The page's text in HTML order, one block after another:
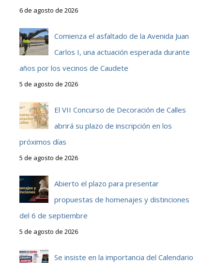
6 de agosto de 2026
Comienza el asfaltado de la Avenida Juan
Carlos I, una actuación esperada durante
años por los vecinos de Caudete
5 de agosto de 2026
El VII Concurso de Decoración de Calles
abrirá su plazo de inscripción en los
próximos días
5 de agosto de 2026
Abierto el plazo para presentar
propuestas de homenajes y distinciones
del 6 de septiembre
5 de agosto de 2026
Se insiste en la importancia del Calendario